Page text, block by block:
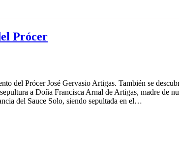
Prócer
del Prócer José Gervasio Artigas. También se
a Doña Francisca Arnal de Artigas, madre de
del Sauce Solo, siendo sepultada en el…